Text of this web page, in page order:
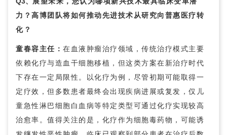
力？高博团队将如何推动先进技术从研究向普惠医疗转
化？
童春容主任： 在血液肿瘤治疗领域，传统治疗模式主要
依赖化疗与造血干细胞移植，但这类方案在新治疗时代
下存在一定局限性。以化疗为例，尽管初期可能取得一
定疗效，但多数患者最终会出现疾病进展或复发，仅儿
童急性淋巴细胞白血病等特定类型可通过化疗实现较高
治愈率。值得关注的是，化疗作为细胞毒药物，可能诱